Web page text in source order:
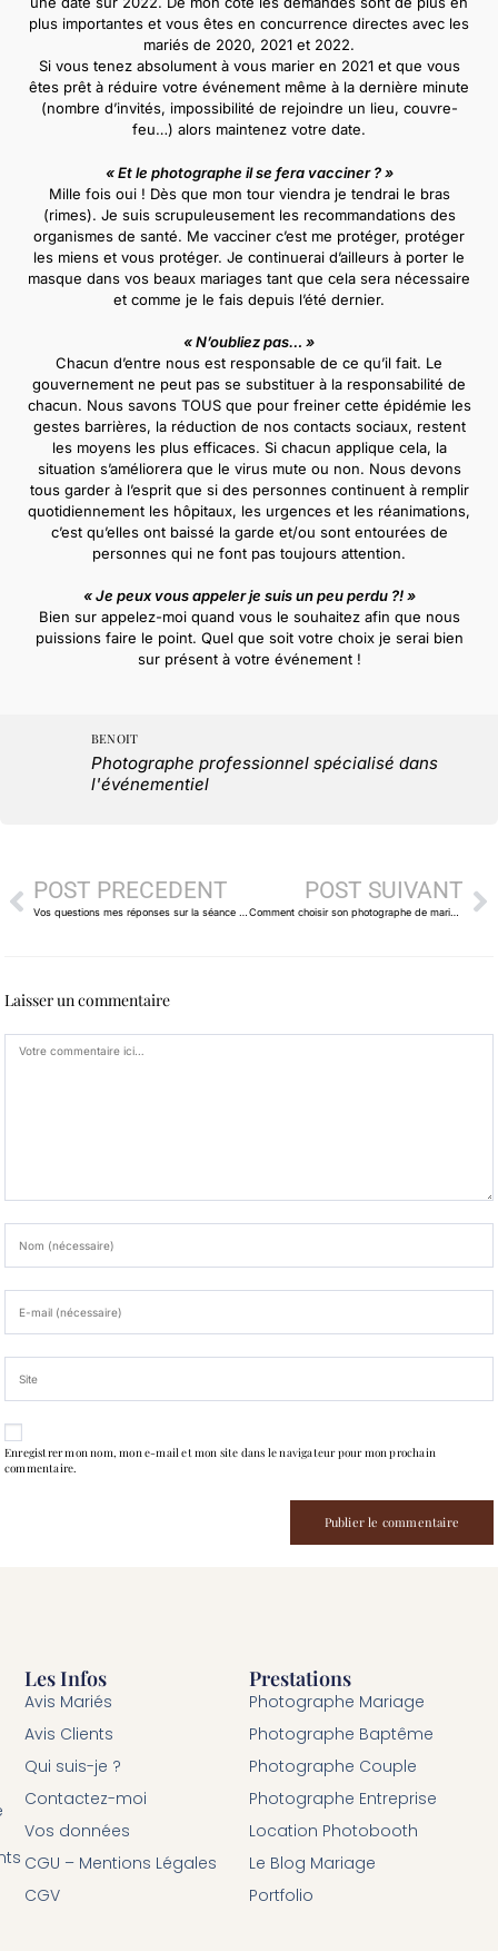
plus importantes et vous êtes en concurrence directes avec les
mariés de 2020, 2021 et 2022.
Si vous tenez absolument à vous marier en 2021 et que vous
êtes prêt à réduire votre événement même à la dernière minute
(nombre d’invités, impossibilité de rejoindre un lieu, couvre-
feu…) alors maintenez votre date.
« Et le photographe il se fera vacciner ? »
Mille fois oui ! Dès que mon tour viendra je tendrai le bras
(rimes). Je suis scrupuleusement les recommandations des
organismes de santé. Me vacciner c’est me protéger, protéger
les miens et vous protéger. Je continuerai d’ailleurs à porter le
masque dans vos beaux mariages tant que cela sera nécessaire
et comme je le fais depuis l’été dernier.
« N’oubliez pas… »
Chacun d’entre nous est responsable de ce qu’il fait. Le
gouvernement ne peut pas se substituer à la responsabilité de
chacun. Nous savons TOUS que pour freiner cette épidémie les
gestes barrières, la réduction de nos contacts sociaux, restent
les moyens les plus efficaces. Si chacun applique cela, la
situation s’améliorera que le virus mute ou non. Nous devons
tous garder à l’esprit que si des personnes continuent à remplir
quotidiennement les hôpitaux, les urgences et les réanimations,
c’est qu’elles ont baissé la garde et/ou sont entourées de
personnes qui ne font pas toujours attention.
« Je peux vous appeler je suis un peu perdu ?! »
Bien sur appelez-moi quand vous le souhaitez afin que nous
puissions faire le point. Quel que soit votre choix je serai bien
sur présent à votre événement !
BENOIT
Photographe professionnel spécialisé dans
l'événementiel
POST PRÉCÉDENT POST SUIVANT
Comment choisir son photographe de mariage en 2022 ?
Laisser un commentaire
Enregistrer mon nom, mon e-mail et mon site dans le navigateur pour mon prochain
commentaire.
Prestations
Photographe Mariage
Photographe Baptême
Photographe Couple
Photographe Entreprise
Location Photobooth
Le Blog Mariage
Portfolio
Les Infos
Avis Mariés
Avis Clients
Qui suis-je ?
Contactez-moi
Vos données
CGU – Mentions Légales
CGV